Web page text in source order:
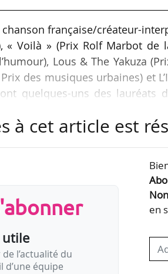
française/créateur-
Voilà » (Prix Rolf Marbot de
Lous & The Yakuza
des musiques urbaines) et
quelques-uns des lauréats
prix” et des sujets
à cet article est
utile
l’actualité du
d’une équipe
en